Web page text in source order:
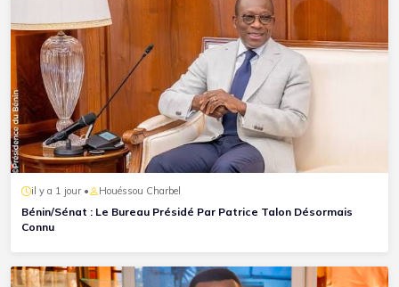
il y a 1 jour • Houéssou Charbel
Bénin/Sénat : Le Bureau Présidé Par Patrice Talon Désormais
Connu